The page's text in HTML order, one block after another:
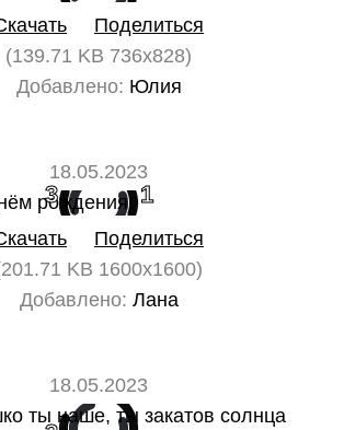
Поделиться
(139.71 KB 736x828)
Добавлено: Юлия
18.05.2023
3 1
Поделиться
KB 1600x1600)
Добавлено: Лана
18.05.2023